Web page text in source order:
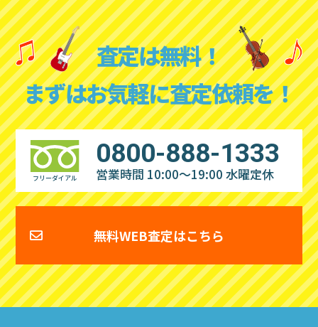
査定は無料！
まずはお気軽に査定依頼を！
フリーダイアル
0800-888-1333
営業時間 10:00～19:00 水曜定休
無料WEB査定はこちら